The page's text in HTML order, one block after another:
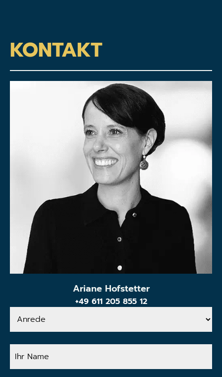
KONTAKT
Ariane Hofstetter
+49 611 205 855 12
Anrede
Ihr
Name